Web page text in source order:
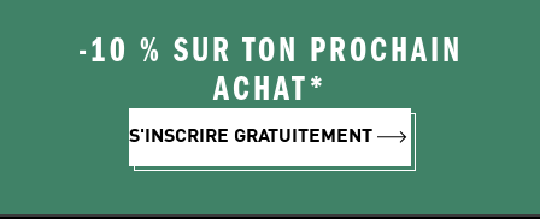
-10 % SUR TON PROCHAIN
ACHAT*
S'INSCRIRE GRATUITEMENT